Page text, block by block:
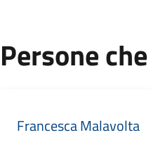
Persone
Francesca Malavolta